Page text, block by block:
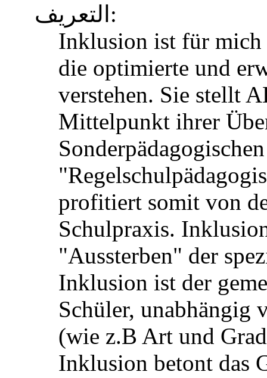
التعريف:
Inklusion ist für mich
die optimierte und
verstehen. Sie stellt
Mittelpunkt ihrer
profitiert somit von
Schulpraxis.
"Aussterben" der
Inklusion ist der
Schüler, unabhängig
(wie z.B Art und
Inklusion betont das